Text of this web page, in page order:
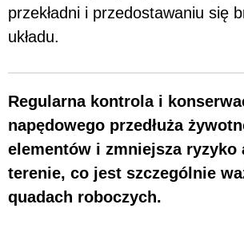
przekładni i przedostawaniu się
układu.
Regularna kontrola i
napędowego przedłuża
elementów i zmniejsza ryzyko
terenie, co jest szczególnie
quadach roboczych.